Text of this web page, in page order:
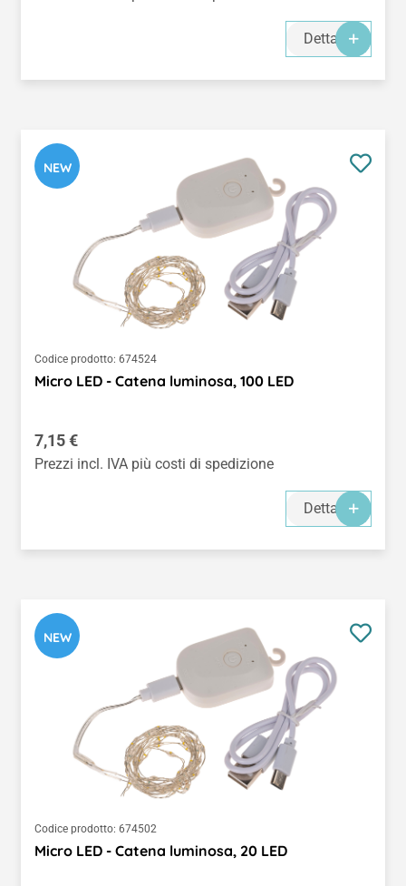
Dettagli
NEW
Codice prodotto: 674524
Micro LED - Catena luminosa, 100 LED
Prezzo normale:
7,15 €
Prezzi incl. IVA più costi di spedizione
Dettagli
NEW
Codice prodotto: 674502
Micro LED - Catena luminosa, 20 LED